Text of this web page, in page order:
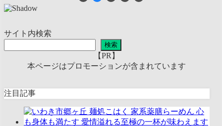
サイト内検索
検索
【PR】
本ページはプロモーションが含まれています
注目記事